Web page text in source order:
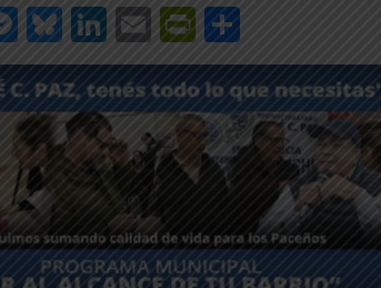
Messenger
Bluesky
LinkedIn
Email